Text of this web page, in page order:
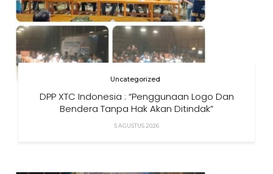
Uncategorized
DPP XTC Indonesia : “Penggunaan Logo Dan
Bendera Tanpa Hak Akan Ditindak”
5 AGUSTUS 2026